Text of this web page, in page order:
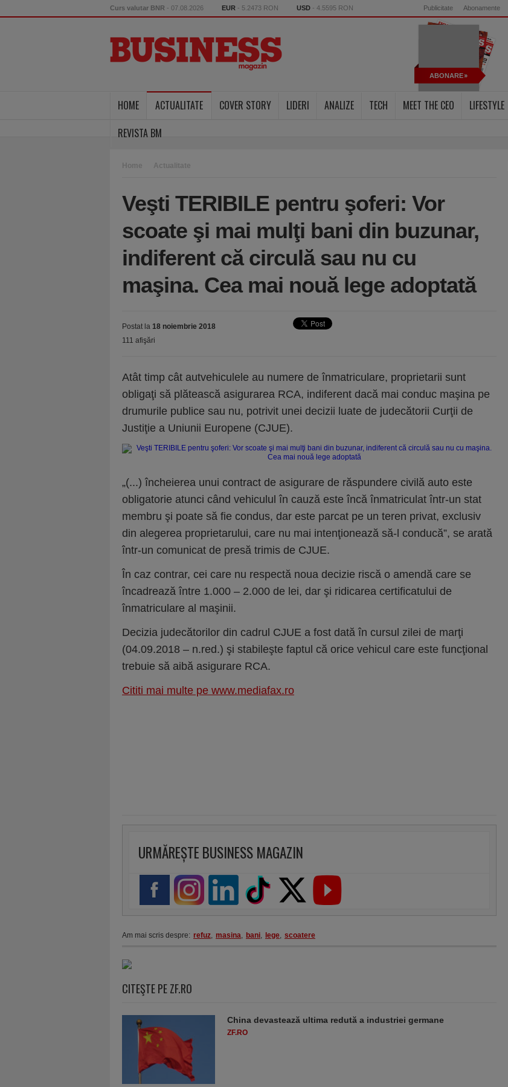
Curs valutar BNR - 07.08.2026 EUR - 5.2473 RON USD - 4.5595 RON Publicitate Abonamente
ABONARE
HOME ACTUALITATE COVER STORY LIDERI ANALIZE TECH MEET THE CEO LIFESTYLE
REVISTA BM
Home Actualitate
Veşti TERIBILE pentru şoferi: Vor
scoate şi mai mulţi bani din buzunar,
indiferent că circulă sau nu cu
maşina. Cea mai nouă lege adoptată
Postat la 18 noiembrie 2018
111 afişări
Atât timp cât autvehiculele au numere de înmatriculare, proprietarii sunt
obligaţi să plătească asigurarea RCA, indiferent dacă mai conduc maşina pe
drumurile publice sau nu, potrivit unei decizii luate de judecătorii Curţii de
Justiţie a Uniunii Europene (CJUE).
„(...) încheierea unui contract de asigurare de răspundere civilă auto este
obligatorie atunci când vehiculul în cauză este încă înmatriculat într-un stat
membru şi poate să fie condus, dar este parcat pe un teren privat, exclusiv
din alegerea proprietarului, care nu mai intenţionează să-l conducă”, se arată
într-un comunicat de presă trimis de CJUE.
În caz contrar, cei care nu respectă noua decizie riscă o amendă care se
încadrează între 1.000 – 2.000 de lei, dar şi ridicarea certificatului de
înmatriculare al maşinii.
Decizia judecătorilor din cadrul CJUE a fost dată în cursul zilei de marţi
(04.09.2018 – n.red.) şi stabileşte faptul că orice vehicul care este funcţional
trebuie să aibă asigurare RCA.
Cititi mai multe pe www.mediafax.ro
URMĂREȘTE BUSINESS MAGAZIN
Am mai scris despre: refuz, masina, bani, lege, scoatere
CITEŞTE PE ZF.RO
China devastează ultima redută a industriei germane
ZF.RO